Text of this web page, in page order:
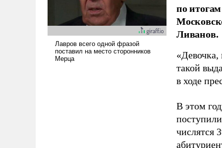
по
Ливанов.
«Девочка,
такой
в ходе
В этом
числятся